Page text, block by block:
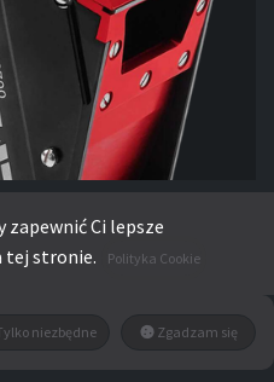
zapewnić Ci lepsze
tej stronie.
Polityka Cookie
niezbędne Zgadzam się